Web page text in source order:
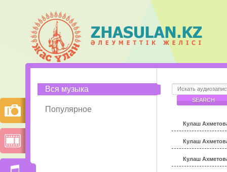
Вся музыка
Популярное
Кулаш
Кулаш
Кулаш